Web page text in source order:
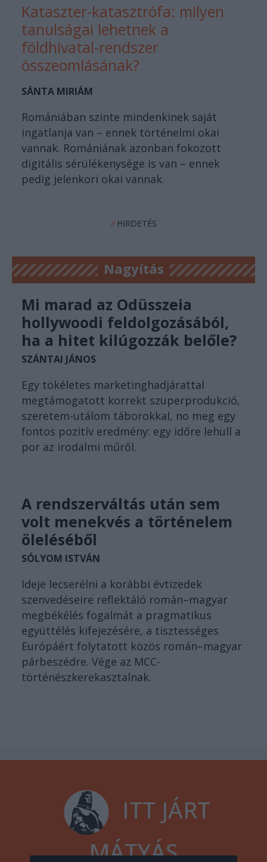
Kataszter-katasztrófa: milyen
tanulságai lehetnek a
földhivatal-rendszer
összeomlásának?
SÁNTA MIRIÁM
Romániában szinte mindenkinek saját
ingatlanja van – ennek történelmi okai
vannak. Romániának azonban fokozott
digitális sérülékenysége is van – ennek
pedig jelenkori okai vannak.
//HIRDETÉS
Nagyítás
Mi marad az Odüsszeia
hollywoodi feldolgozásából,
ha a hitet kilúgozzák belőle?
SZÁNTAI JÁNOS
Egy tökéletes marketinghadjárattal
megtámogatott korrekt szuperprodukció,
szeretem-utálom táborokkal, no meg egy
fontos pozitív eredmény: egy időre lehull a
por az irodalmi műről.
A rendszerváltás után sem
volt menekvés a történelem
öleléséből
SÓLYOM ISTVÁN
Ideje lecserélni a korábbi évtizedek
szenvedéseire reflektáló román–magyar
megbékélés fogalmát a pragmatikus
együttélés kifejezésére, a tisztességes
Európáért folytatott közös román–magyar
párbeszédre. Vége az MCC-
történészkerekasztalnak.
ITT JÁRT
MÁTYÁS